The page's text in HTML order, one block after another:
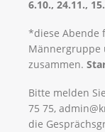
6.10., 24.11.,
*diese Abende
Männergruppe
zusammen.
Bitte melden
75 75,
die